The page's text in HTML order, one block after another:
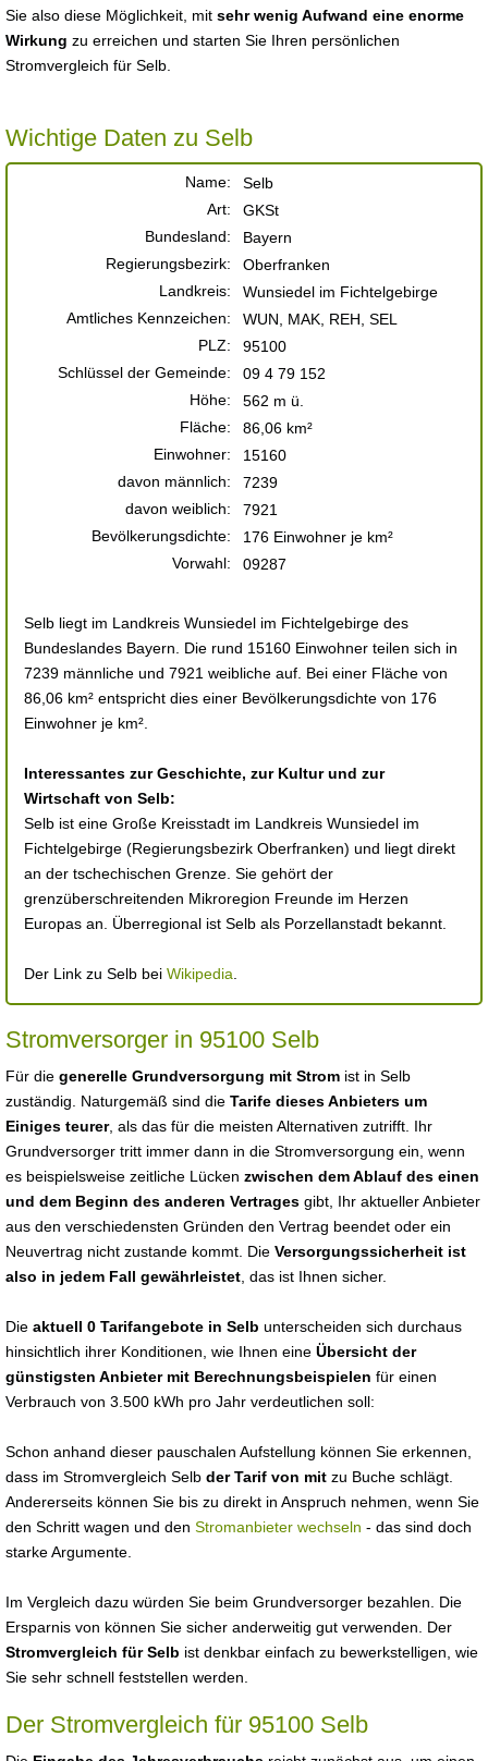
Sie also diese Möglichkeit, mit sehr wenig Aufwand eine enorme
Wirkung zu erreichen und starten Sie Ihren persönlichen
Stromvergleich für Selb.
Wichtige Daten zu Selb
Name:
Selb
Art:
GKSt
Bundesland:
Bayern
Regierungsbezirk:
Oberfranken
Landkreis:
Wunsiedel im Fichtelgebirge
Amtliches Kennzeichen:
WUN, MAK, REH, SEL
PLZ:
95100
Schlüssel der Gemeinde:
09 4 79 152
Höhe:
562 m ü.
Fläche:
86,06 km²
Einwohner:
15160
davon männlich:
7239
davon weiblich:
7921
Bevölkerungsdichte:
176 Einwohner je km²
Vorwahl:
09287
Selb liegt im Landkreis Wunsiedel im Fichtelgebirge des
Bundeslandes Bayern. Die rund 15160 Einwohner teilen sich in
7239 männliche und 7921 weibliche auf. Bei einer Fläche von
86,06 km² entspricht dies einer Bevölkerungsdichte von 176
Einwohner je km².
Interessantes zur Geschichte, zur Kultur und zur
Wirtschaft von Selb:
Selb ist eine Große Kreisstadt im Landkreis Wunsiedel im
Fichtelgebirge (Regierungsbezirk Oberfranken) und liegt direkt
an der tschechischen Grenze. Sie gehört der
grenzüberschreitenden Mikroregion Freunde im Herzen
Europas an. Überregional ist Selb als Porzellanstadt bekannt.
Der Link zu Selb bei Wikipedia
Stromversorger in 95100 Selb
Für die generelle Grundversorgung mit Strom ist in Selb
zuständig. Naturgemäß sind die Tarife dieses Anbieters um
Einiges teurer, als das für die meisten Alternativen zutrifft. Ihr
Grundversorger tritt immer dann in die Stromversorgung ein, wenn
es beispielsweise zeitliche Lücken zwischen dem Ablauf des einen
und dem Beginn des anderen Vertrages gibt, Ihr aktueller Anbieter
aus den verschiedensten Gründen den Vertrag beendet oder ein
Neuvertrag nicht zustande kommt. Die Versorgungssicherheit ist
also in jedem Fall gewährleistet , das ist Ihnen sicher.
Die aktuell 0 Tarifangebote in Selb unterscheiden sich durchaus
hinsichtlich ihrer Konditionen, wie Ihnen eine Übersicht der
günstigsten Anbieter mit Berechnungsbeispielen für einen
Verbrauch von 3.500 kWh pro Jahr verdeutlichen soll:
Schon anhand dieser pauschalen Aufstellung können Sie erkennen,
dass im Stromvergleich Selb der Tarif von mit zu Buche schlägt.
Andererseits können Sie bis zu direkt in Anspruch nehmen, wenn Sie
den Schritt wagen und den Stromanbieter wechseln - das sind doch
starke Argumente.
Im Vergleich dazu würden Sie beim Grundversorger bezahlen. Die
Ersparnis von können Sie sicher anderweitig gut verwenden. Der
Stromvergleich für Selb ist denkbar einfach zu bewerkstelligen, wie
Sie sehr schnell feststellen werden.
Der Stromvergleich für 95100 Selb